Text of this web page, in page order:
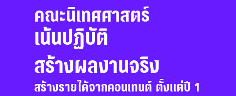
คณะนิเทศศาสตร์
เน้นปฏิบัติ
สร้างผลงานจริง
สร้างรายได้จากคอนเทนต์ ตั้งแต่ปี 1